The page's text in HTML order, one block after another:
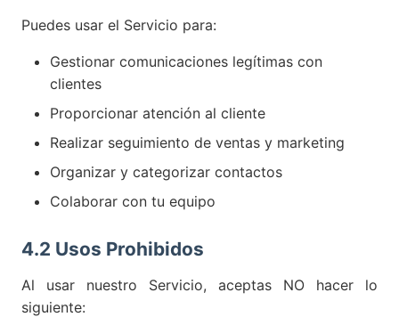
Puedes usar el Servicio para:
Gestionar comunicaciones legítimas con
clientes
Proporcionar atención al cliente
Realizar seguimiento de ventas y marketing
Organizar y categorizar contactos
Colaborar con tu equipo
4.2 Usos Prohibidos
Al usar nuestro Servicio, aceptas NO hacer lo
siguiente: